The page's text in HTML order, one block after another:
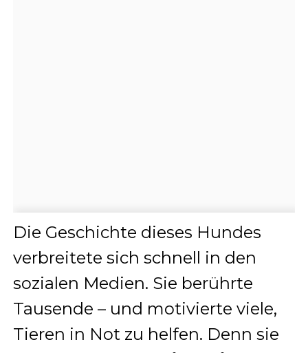
Die Geschichte dieses Hundes
verbreitete sich schnell in den
sozialen Medien. Sie berührte
Tausende – und motivierte viele,
Tieren in Not zu helfen. Denn sie